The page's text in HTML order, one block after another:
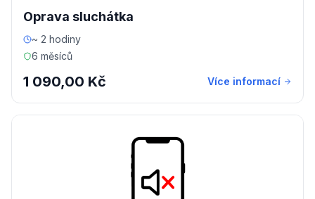
Oprava sluchátka
~ 2 hodiny
6 měsíců
1 090,00 Kč Více informací